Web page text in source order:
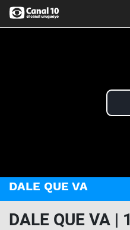
DALE QUE VA
DALE QUE VA